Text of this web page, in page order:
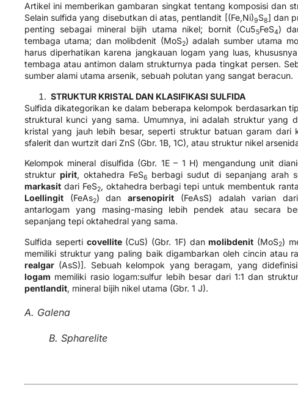
Artikel ini memberikan gambaran singkat tentang komposisi dan
Selain sulfida yang disebutkan di atas, pentlandit [(Fe,Ni)9​S8​] dan
penting sebagai mineral bijih utama nikel; bornit (Cu55FeS4​)
tembaga utama; dan molibdenit (MoS2​) adalah sumber utama
harus diperhatikan karena jangkauan logam yang luas,
tembaga atau antimon dalam strukturnya pada tingkat persen.
sumber alami utama arsenik, sebuah polutan yang sangat beracun.
STRUKTUR KRISTAL DAN KLASIFIKASI SULFIDA
Sulfida dikategorikan ke dalam beberapa kelompok berdasarkan
struktural kunci yang sama. Umumnya, ini adalah struktur yang
kristal yang jauh lebih besar, seperti struktur batuan garam dari
sfalerit dan wurtzit dari ZnS (Gbr. 1B, 1C), atau struktur nikel
Kelompok mineral disulfida (Gbr. 1E – 1 H) mengandung unit
struktur pirit, oktahedra FeS6
berbagi sudut di sepanjang arah
markasit dari FeS2, oktahedra berbagi tepi untuk membentuk
Loellingit (FeAs2) danarsenopirit (FeAsS) adalah varian
antarlogam yang masing-masing lebih pendek atau secara
sepanjang tepi oktahedral yang sama.
Sulfida seperti covellite(CuS) (Gbr. 1F) danmolibdenit (MoS2)
memiliki struktur yang paling baik digambarkan oleh cincin atau
realgar (AsS)]. Sebuah kelompok yang beragam, yang
logam memiliki rasio logam:sulfur lebih besar dari 1:1 dan
pentlandit, mineral bijih nikel utama (Gbr. 1 J).
A. Galena
B. Spharelite